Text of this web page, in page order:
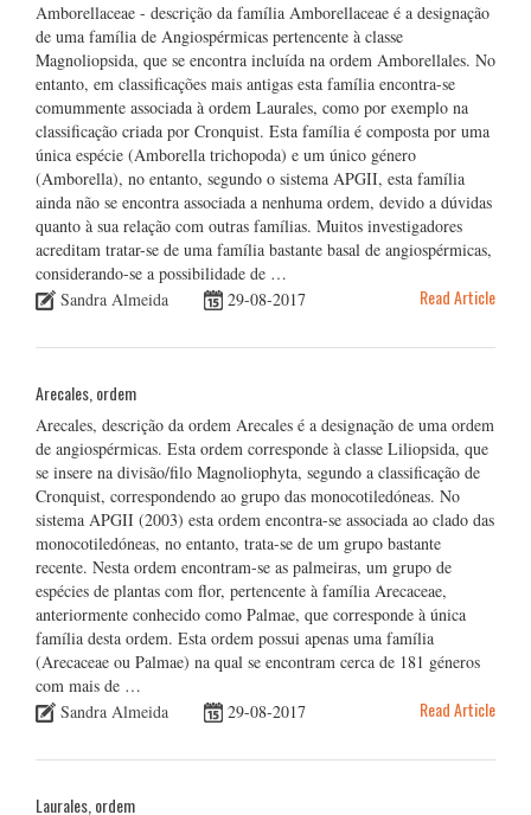
Amborellaceae - descrição da família Amborellaceae é a designação
de uma família de Angiospérmicas pertencente à classe
Magnoliopsida, que se encontra incluída na ordem Amborellales. No
entanto, em classificações mais antigas esta família encontra-se
comummente associada à ordem Laurales, como por exemplo na
classificação criada por Cronquist. Esta família é composta por uma
única espécie (Amborella trichopoda) e um único género
(Amborella), no entanto, segundo o sistema APGII, esta família
ainda não se encontra associada a nenhuma ordem, devido a dúvidas
quanto à sua relação com outras famílias. Muitos investigadores
acreditam tratar-se de uma família bastante basal de angiospérmicas,
considerando-se a possibilidade de …
Sandra Almeida
29-08-2017 Read Article
Arecales, ordem
Arecales, descrição da ordem Arecales é a designação de uma ordem
de angiospérmicas. Esta ordem corresponde à classe Liliopsida, que
se insere na divisão/filo Magnoliophyta, segundo a classificação de
Cronquist, correspondendo ao grupo das monocotiledóneas. No
sistema APGII (2003) esta ordem encontra-se associada ao clado das
monocotiledóneas, no entanto, trata-se de um grupo bastante
recente. Nesta ordem encontram-se as palmeiras, um grupo de
espécies de plantas com flor, pertencente à família Arecaceae,
anteriormente conhecido como Palmae, que corresponde à única
família desta ordem. Esta ordem possui apenas uma família
(Arecaceae ou Palmae) na qual se encontram cerca de 181 géneros
com mais de …
Sandra Almeida
29-08-2017 Read Article
Laurales, ordem